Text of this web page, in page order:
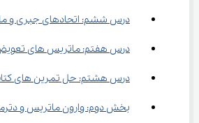
درس ششم: اتحادهای جبری و
درس هفتم: ماتریس های تعویض
درس هشتم: حل تمرین های
بخش دوم: وارون ماتریس و